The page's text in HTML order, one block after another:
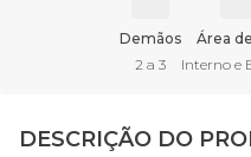
Demãos
2 a 3
Área
Interno e
DESCRIÇÃO DO